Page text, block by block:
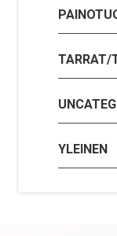
TARRAT/
YLEINEN